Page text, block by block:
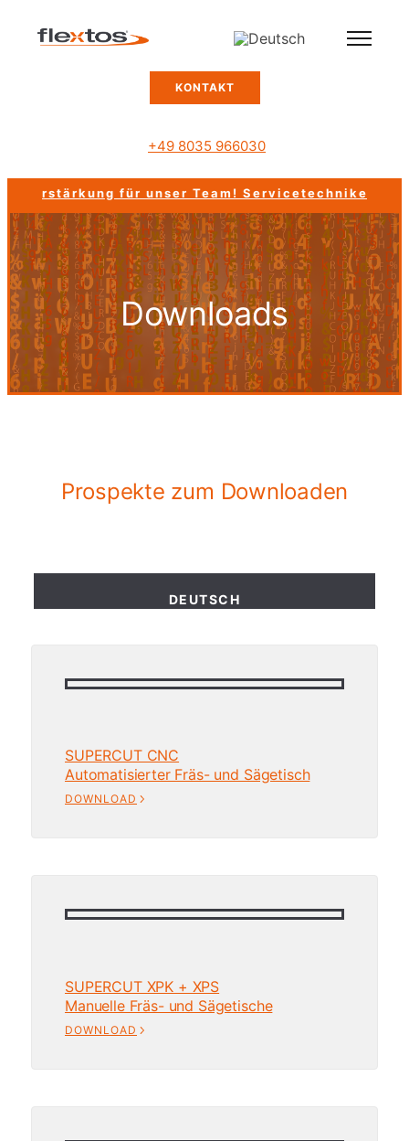
KONTAKT
+49 8035 966030
für unser Team!Servicetechniker gesucht!
Downloads
Prospekte zum Downloaden
DEUTSCH
SUPERCUT CNC
Automatisierter Fräs- und Sägetisch
DOWNLOAD
SUPERCUT XPK + XPS
Manuelle Fräs- und Sägetische
DOWNLOAD